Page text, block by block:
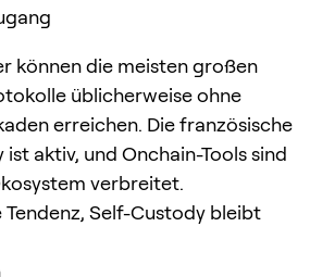
können die meisten großen
üblicherweise ohne
erreichen. Die französische
aktiv, und Onchain-Tools sind
verbreitet.
Self-Custody bleibt